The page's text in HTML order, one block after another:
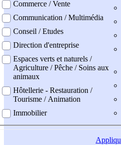
Commerce / Vente
Communication / Multimédia
Conseil / Etudes
Direction d'entreprise
Espaces verts et naturels /
Agriculture / Pêche / Soins aux
animaux
Hôtellerie - Restauration /
Tourisme / Animation
Immobilier